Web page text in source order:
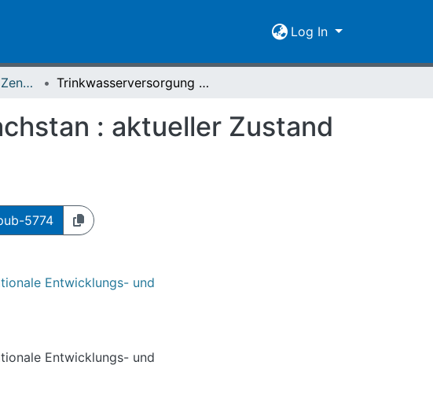
Log In
Discussion Papers / Zentrum für Internationale Entwicklungs- und Umweltforschung (ZEU) Trinkwasserversorgung und Armut in Kasachstan : aktueller Zustand und Wechselwirkungen
: aktueller Zustand
5774
Entwicklungs- und
Entwicklungs- und